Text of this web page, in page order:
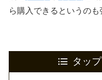
ら購入できるというのも
タッ